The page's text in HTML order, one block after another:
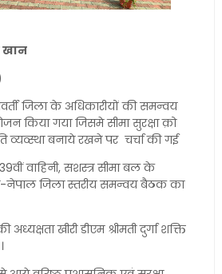
खान
जिला के अधिकारीयों की समन्वय
किया गया जिसमे सीमा सुरक्षा क़ो
व्यव्स्था बनाये रखने पर चर्चा की गई
वाहिनी, सशस्त्र सीमा बल के
नेपाल जिला स्तरीय समन्वय बैठक का
खीरी डीएम श्रीमती दुर्गा शक्ति